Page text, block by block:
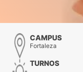
CAMPUS
Fortaleza
TURNOS